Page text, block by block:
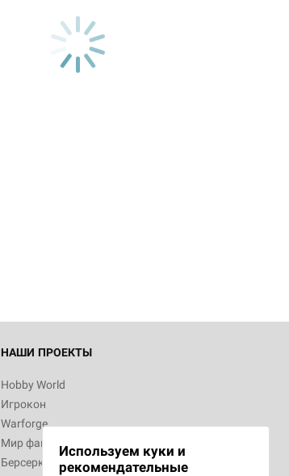
НАШИ ПРОЕКТЫ
Hobby World
Игрокон
Warforge
Мир фантастики
Берсерк
Используем куки и
рекомендательные